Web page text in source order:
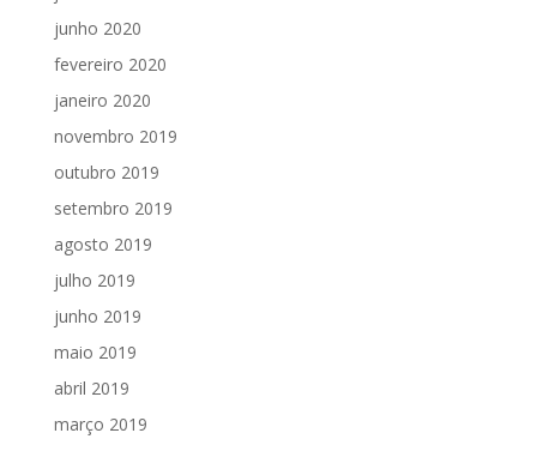
junho 2020
fevereiro 2020
janeiro 2020
novembro 2019
outubro 2019
setembro 2019
agosto 2019
julho 2019
junho 2019
maio 2019
abril 2019
março 2019